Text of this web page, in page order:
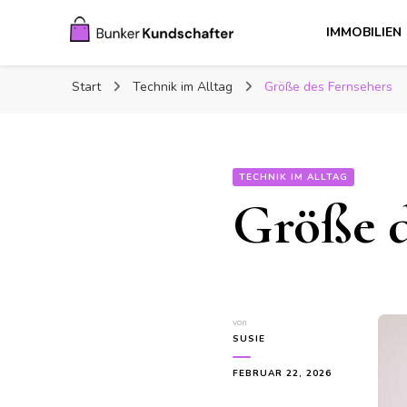
Bunker Kundschafter
IMMOBILIEN
Start Technik im Alltag Größe des Fernsehers
TECHNIK IM ALLTAG
Größe
von
SUSIE
FEBRUAR 22, 2026